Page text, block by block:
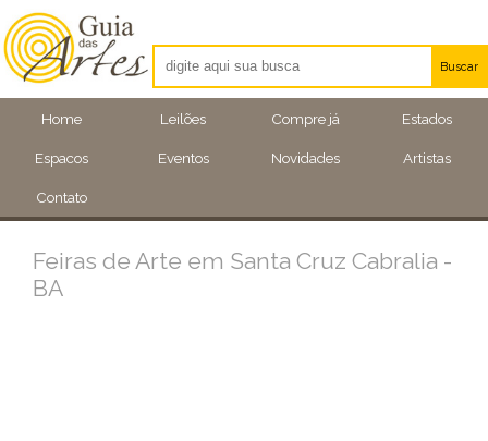
Home Leilões Compre já Estados
Espacos Eventos Novidades Artistas
Contato
Buscar
Artistas
Eventos
Feiras de Arte em Santa Cruz Cabralia -
BA